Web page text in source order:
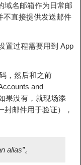
域名邮箱作为日常邮
不直接提供发送邮件
置过程需要用到 App
，然后和之前
and
果没有，就现场添
邮件用于验证），
alias”。